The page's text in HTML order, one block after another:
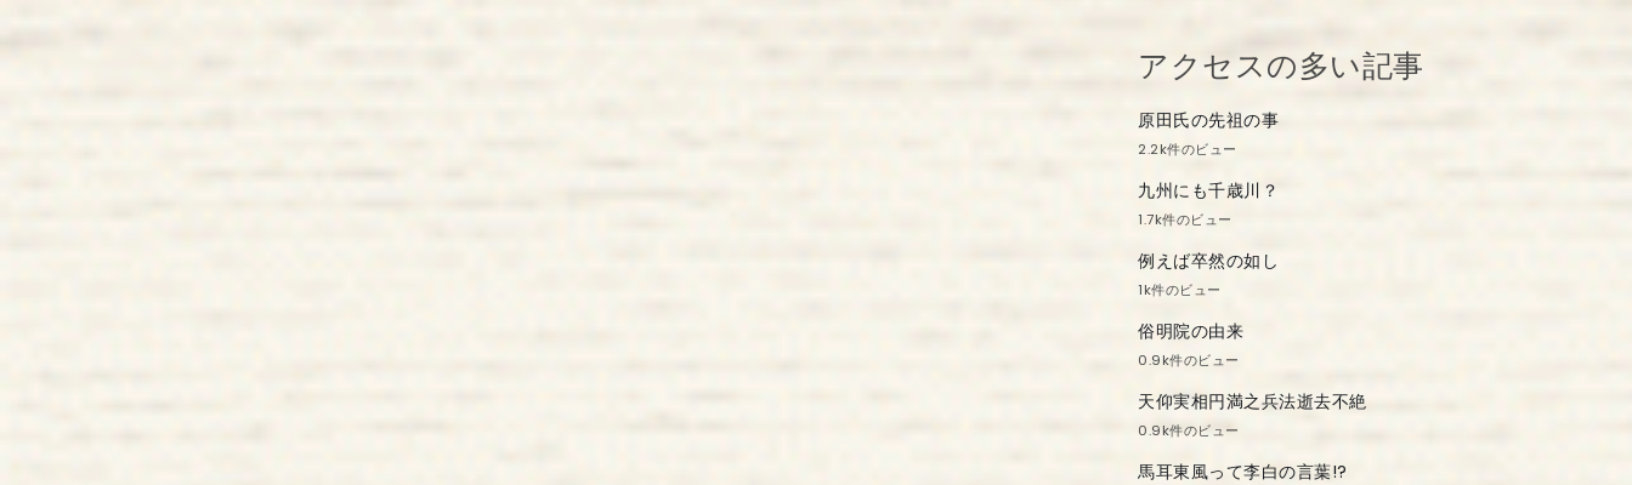
アクセスの多い記事
原田氏の先祖の事
2.2k件のビュー
九州にも千歳川？
1.7k件のビュー
例えば卒然の如し
1k件のビュー
俗明院の由来
0.9k件のビュー
天仰実相円満之兵法逝去不絶
0.9k件のビュー
馬耳東風って李白の言葉!?